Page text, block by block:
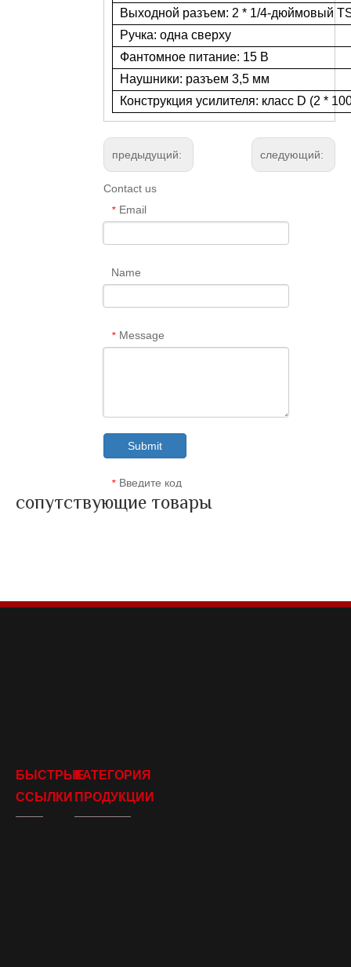
Выходной разъем: 2 * 1/4-дюймовый
Ручка: одна сверху
Фантомное питание: 15 В
Наушники: разъем 3,5 мм
Конструкция усилителя: класс D (2 *
предыдущий: следующий:
Contact us
* Email
Name
* Message
Submit
* Введите код
сопутствующие товары
БЫСТРЫЕ
ССЫЛКИ
КАТЕГОРИЯ
ПРОДУКЦИИ